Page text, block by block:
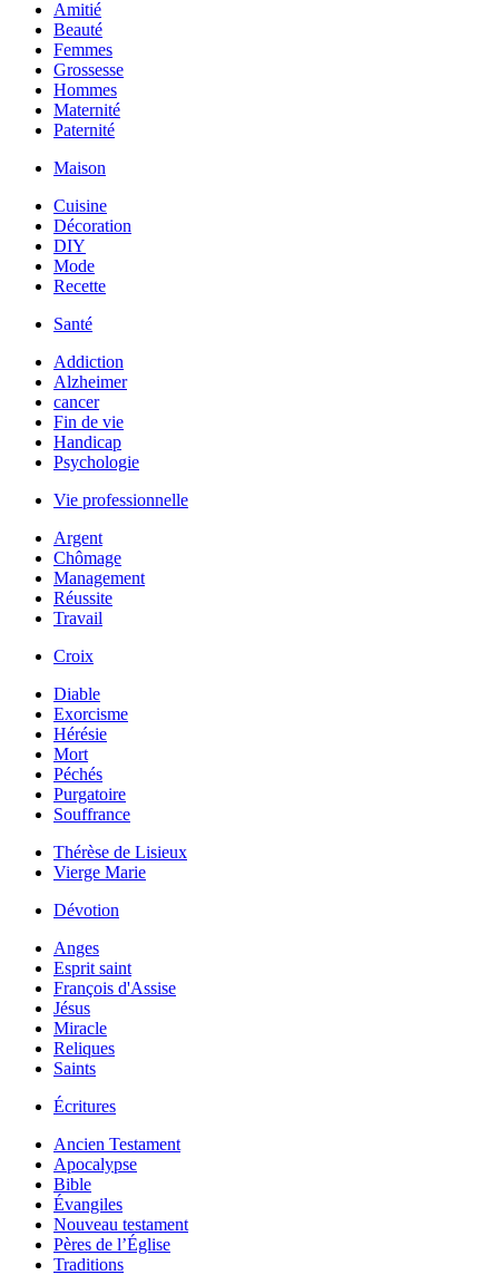
Amitié
Beauté
Femmes
Grossesse
Hommes
Maternité
Paternité
Maison
Cuisine
Décoration
DIY
Mode
Recette
Santé
Addiction
Alzheimer
cancer
Fin de vie
Handicap
Psychologie
Vie professionnelle
Argent
Chômage
Management
Réussite
Travail
Croix
Diable
Exorcisme
Hérésie
Mort
Péchés
Purgatoire
Souffrance
Thérèse de Lisieux
Vierge Marie
Dévotion
Anges
Esprit saint
François d'Assise
Jésus
Miracle
Reliques
Saints
Écritures
Ancien Testament
Apocalypse
Bible
Évangiles
Nouveau testament
Pères de l’Église
Traditions